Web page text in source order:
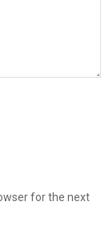
for the next